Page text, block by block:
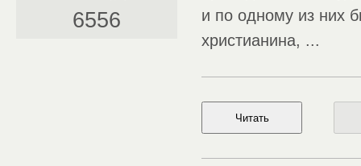
6556
и по одному из них
христианина, ...